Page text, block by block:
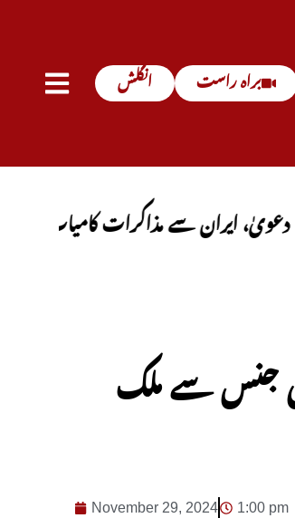
انگلش براہ راست
سے مذاکرات کامیاب ہوں گے،
جنس سے ملک
November 29, 2024 1:00 pm